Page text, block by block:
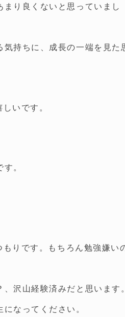
り良くないと思っていまし
持ちに、成長の一端を見た
いです。
。
りです。もちろん勉強嫌い
沢山経験済みだと思います。
なってください。